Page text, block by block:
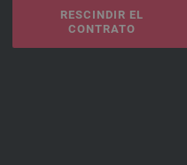
RESCINDIR EL
CONTRATO